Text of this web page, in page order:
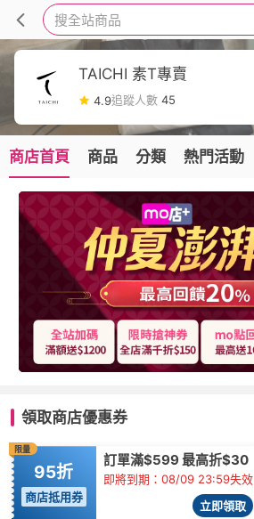
搜全站商品
TAICHI 素T專賣
4.9追蹤人數 45
商店首頁 商品 分類 熱門活動
領取商店優惠券
限量
95折
商店抵用券
訂單滿$599 最高折$30
即將到期：08/09 23:59失效
立即領取